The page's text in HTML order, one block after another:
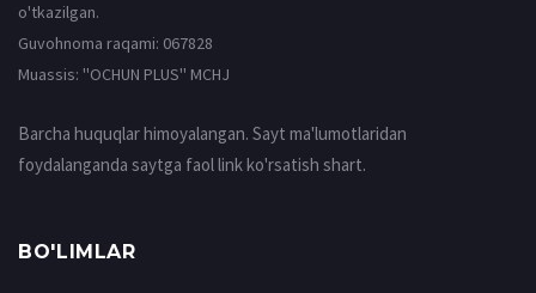
o'tkazilgan.
Guvohnoma raqami: 067828
Muassis: ''OCHUN PLUS'' MCHJ
Barcha huquqlar himoyalangan. Sayt ma'lumotlaridan
foydalanganda saytga faol link ko'rsatish shart.
BO'LIMLAR